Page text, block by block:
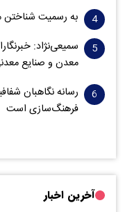
به رسمیت شناختن
سمیعی‌نژاد:
معدن و صنایع
رسانه نگاهبان
فرهنگ‌سازی است
آخرین اخبار